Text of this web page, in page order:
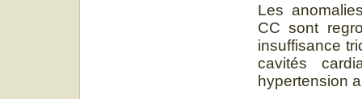
Les
CC sont
insuffisance
cavités
hypertension